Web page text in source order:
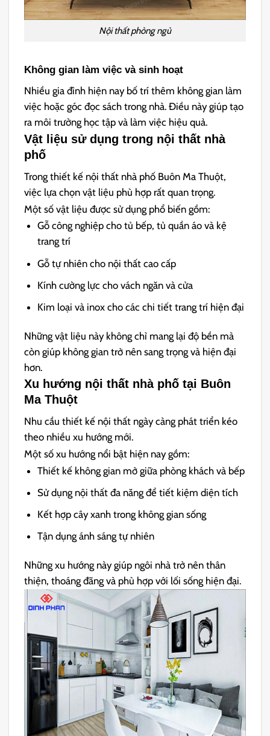
Nội thất phòng ngủ
Không gian làm việc và sinh hoạt
Nhiều gia đình hiện nay bố trí thêm không gian làm
việc hoặc góc đọc sách trong nhà. Điều này giúp tạo
ra môi trường học tập và làm việc hiệu quả.
Vật liệu sử dụng trong nội thất nhà
phố
Trong thiết kế nội thất nhà phố Buôn Ma Thuột,
việc lựa chọn vật liệu phù hợp rất quan trọng.
Một số vật liệu được sử dụng phổ biến gồm:
Gỗ công nghiệp cho tủ bếp, tủ quần áo và kệ
trang trí
Gỗ tự nhiên cho nội thất cao cấp
Kính cường lực cho vách ngăn và cửa
Kim loại và inox cho các chi tiết trang trí hiện đại
Những vật liệu này không chỉ mang lại độ bền mà
còn giúp không gian trở nên sang trọng và hiện đại
hơn.
Xu hướng nội thất nhà phố tại Buôn
Ma Thuột
Nhu cầu thiết kế nội thất ngày càng phát triển kéo
theo nhiều xu hướng mới.
Một số xu hướng nổi bật hiện nay gồm:
Thiết kế không gian mở giữa phòng khách và bếp
Sử dụng nội thất đa năng để tiết kiệm diện tích
Kết hợp cây xanh trong không gian sống
Tận dụng ánh sáng tự nhiên
Những xu hướng này giúp ngôi nhà trở nên thân
thiện, thoáng đãng và phù hợp với lối sống hiện đại.